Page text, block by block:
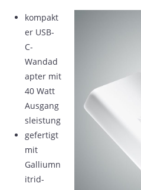
kompakt
er USB-
C-
Wandad
apter mit
40 Watt
Ausgang
sleistung
gefertigt
mit
Galliumn
itrid-